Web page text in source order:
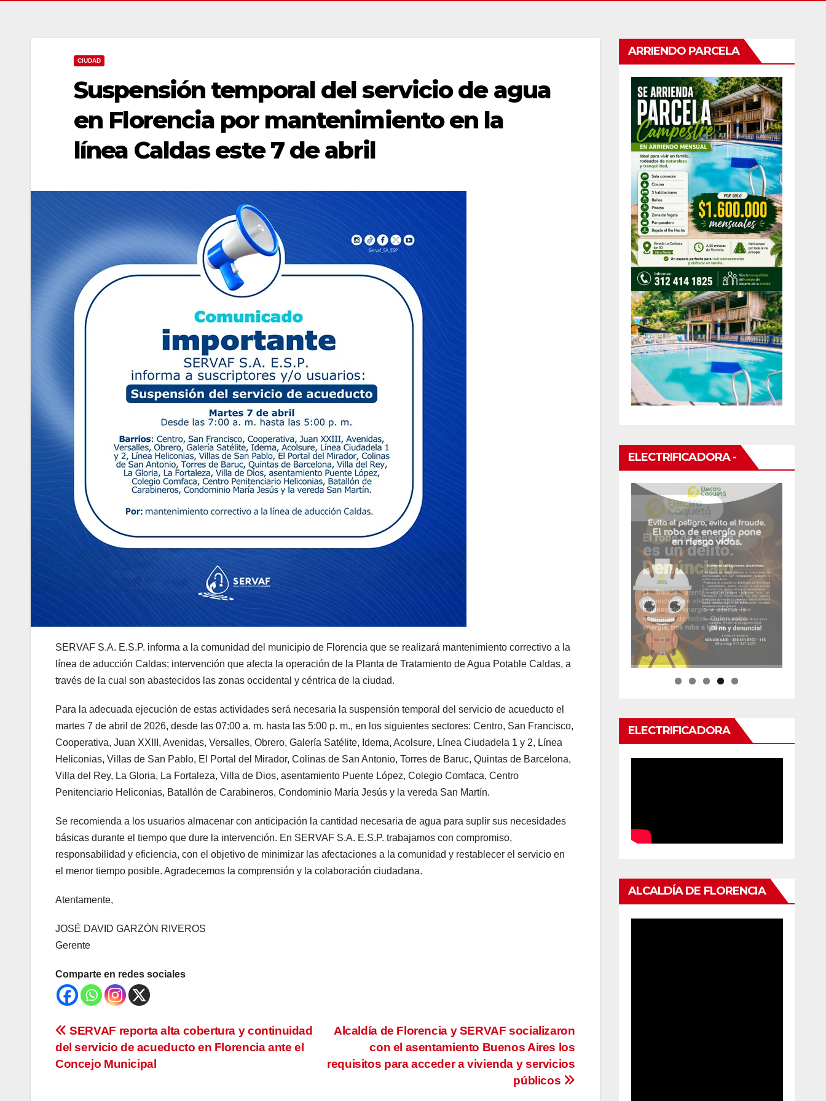
CIUDAD
Suspensión temporal del servicio de agua
en Florencia por mantenimiento en la
línea Caldas este 7 de abril
SERVAF S.A. E.S.P. informa a la comunidad del municipio de Florencia que se realizará mantenimiento correctivo a la
línea de aducción Caldas; intervención que afecta la operación de la Planta de Tratamiento de Agua Potable Caldas, a
través de la cual son abastecidos las zonas occidental y céntrica de la ciudad.
Para la adecuada ejecución de estas actividades será necesaria la suspensión temporal del servicio de acueducto el
martes 7 de abril de 2026, desde las 07:00 a. m. hasta las 5:00 p. m., en los siguientes sectores: Centro, San Francisco,
Cooperativa, Juan XXIII, Avenidas, Versalles, Obrero, Galería Satélite, Idema, Acolsure, Línea Ciudadela 1 y 2, Línea
Heliconias, Villas de San Pablo, El Portal del Mirador, Colinas de San Antonio, Torres de Baruc, Quintas de Barcelona,
Villa del Rey, La Gloria, La Fortaleza, Villa de Dios, asentamiento Puente López, Colegio Comfaca, Centro
Penitenciario Heliconias, Batallón de Carabineros, Condominio María Jesús y la vereda San Martín.
Se recomienda a los usuarios almacenar con anticipación la cantidad necesaria de agua para suplir sus necesidades
básicas durante el tiempo que dure la intervención. En SERVAF S.A. E.S.P. trabajamos con compromiso,
responsabilidad y eficiencia, con el objetivo de minimizar las afectaciones a la comunidad y restablecer el servicio en
el menor tiempo posible. Agradecemos la comprensión y la colaboración ciudadana.
Atentamente,
JOSÉ DAVID GARZÓN RIVEROS
Gerente
Comparte en redes sociales
Navegación
de
Alcaldía de Florencia y SERVAF socializaron
con el asentamiento Buenos Aires los
requisitos para acceder a vivienda y servicios
públicos
SERVAF reporta alta cobertura y continuidad
del servicio de acueducto en Florencia ante el
Concejo Municipal
ARRIENDO PARCELA
ELECTRIFICADORA -
ELECTRIFICADORA
ALCALDÍA DE FLORENCIA